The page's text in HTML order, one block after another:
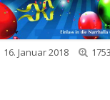
16. Januar 2018
Volle